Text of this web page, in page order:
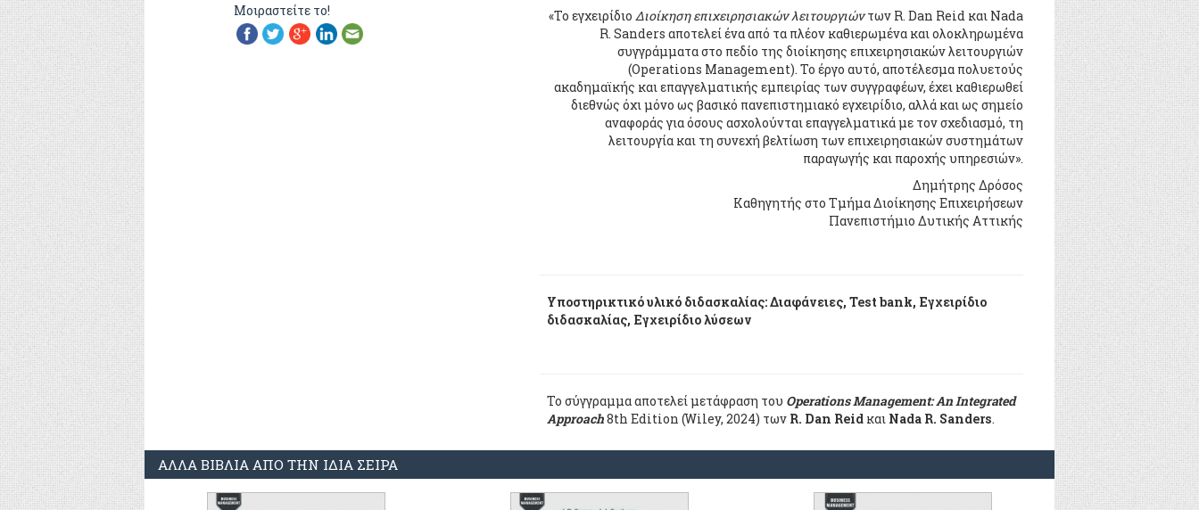
Μοιραστείτε το! «Το εγχειρίδιο Διοίκηση επιχειρησιακών λειτουργιώντων R. Dan Reid και Nada
R. Sanders αποτελεί ένα από τα πλέον καθιερωμένα και ολοκληρωμένα
συγγράμματα στο πεδίο της διοίκησης επιχειρησιακών λειτουργιών
(Operations Management). Το έργο αυτό, αποτέλεσμα πολυετούς
ακαδημαϊκής και επαγγελματικής εμπειρίας των συγγραφέων, έχει καθιερωθεί
διεθνώς όχι μόνο ως βασικό πανεπιστημιακό εγχειρίδιο, αλλά και ως σημείο
αναφοράς για όσους ασχολούνται επαγγελματικά με τον σχεδιασμό, τη
λειτουργία και τη συνεχή βελτίωση των επιχειρησιακών συστημάτων
παραγωγής και παροχής υπηρεσιών».
Δημήτρης Δρόσος
Καθηγητής στο Τμήμα Διοίκησης Επιχειρήσεων
Πανεπιστήμιο Δυτικής Αττικής
Υποστηρικτικό υλικό διδασκαλίας: Διαφάνειες, Test bank, Εγχειρίδιο
διδασκαλίας, Εγχειρίδιο λύσεων
Το σύγγραμμα αποτελεί μετάφραση του Operations Management: An Integrated
Approach8th Edition (Wiley, 2024) των R. Dan Reid και Nada R. Sanders.
ΑΛΛΑ ΒΙΒΛΙΑ ΑΠΟ ΤΗΝ ΙΔΙΑ ΣΕΙΡΑ